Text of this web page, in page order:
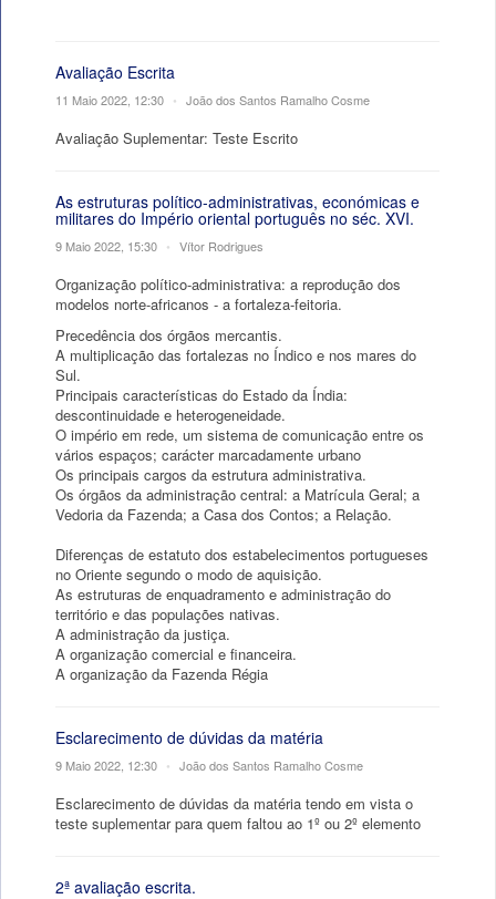
Avaliação Escrita
11 Maio 2022, 12:30 • João dos Santos Ramalho Cosme
Avaliação Suplementar: Teste Escrito
As estruturas político-administrativas, económicas e
militares do Império oriental português no séc. XVI.
9 Maio 2022, 15:30 • Vítor Rodrigues
Organização político-administrativa: a reprodução dos
modelos norte-africanos - a fortaleza-feitoria.
Precedência dos órgãos mercantis.
A multiplicação das fortalezas no Índico e nos mares do
Sul.
Principais características do Estado da Índia:
descontinuidade e heterogeneidade.
O império em rede, um sistema de comunicação entre os
vários espaços; carácter marcadamente urbano
Os principais cargos da estrutura administrativa.
Os órgãos da administração central: a Matrícula Geral; a
Vedoria da Fazenda; a Casa dos Contos; a Relação.
Diferenças de estatuto dos estabelecimentos portugueses
no Oriente segundo o modo de aquisição.
As estruturas de enquadramento e administração do
território e das populações nativas.
A administração da justiça.
A organização comercial e financeira.
A organização da Fazenda Régia
Esclarecimento de dúvidas da matéria
9 Maio 2022, 12:30 • João dos Santos Ramalho Cosme
Esclarecimento de dúvidas da matéria tendo em vista o
teste suplementar para quem faltou ao 1º ou 2º elemento
2ª avaliação escrita.